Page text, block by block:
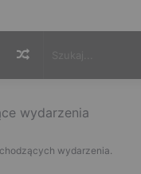
wydarzenia
wydarzenia.